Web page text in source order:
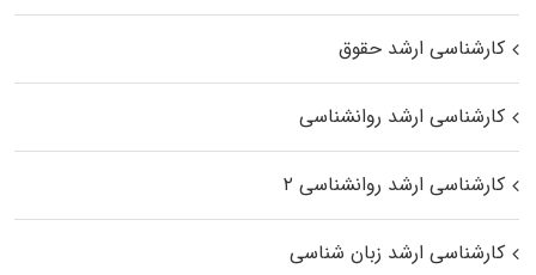
کارشناسی ارشد حقوق
کارشناسی ارشد روانشناسی
کارشناسی ارشد روانشناسی ۲
کارشناسی ارشد زبان شناسی